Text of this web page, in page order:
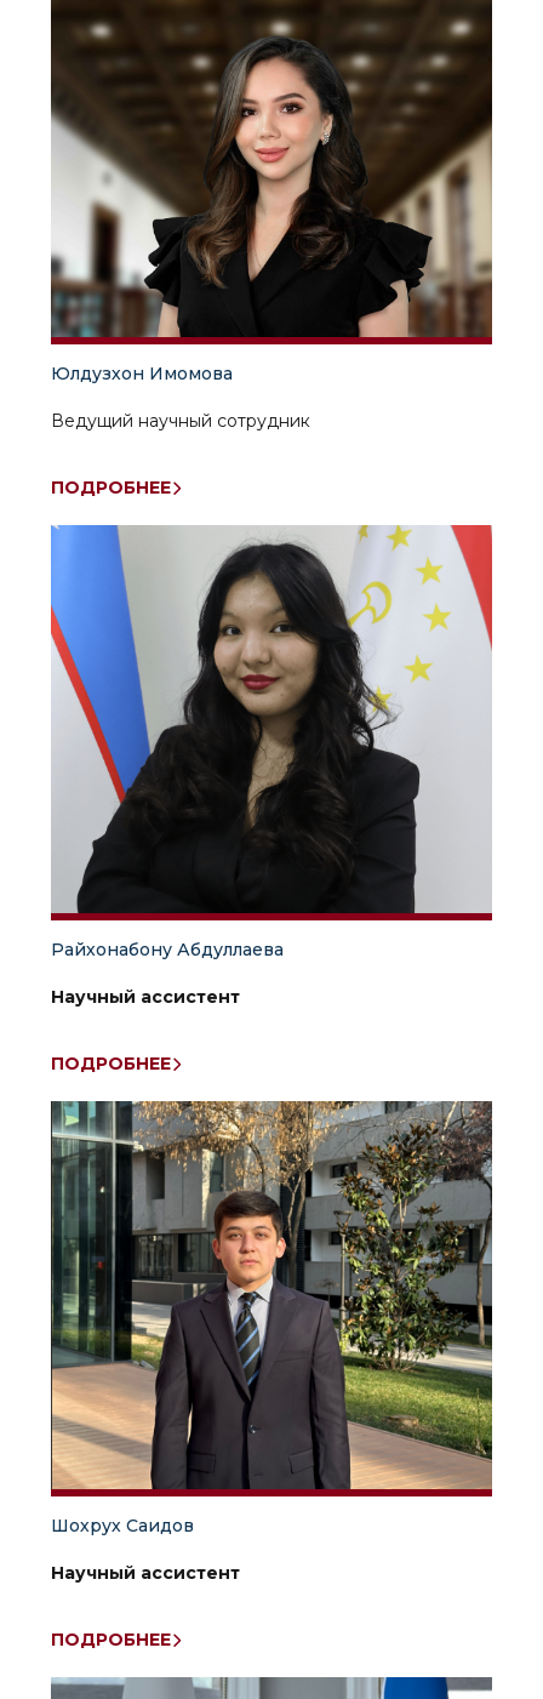
Юлдузхон Имомова
Ведущий научный сотрудник
ПОДРОБНЕЕ
Райхонабону Абдуллаева
Научный ассистент
ПОДРОБНЕЕ
Шохрух Саидов
Научный ассистент
ПОДРОБНЕЕ